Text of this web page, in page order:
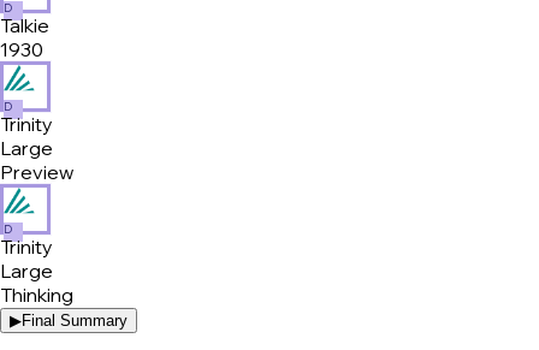
D
Talkie
1930
D
Trinity
Large
Preview
D
Trinity
Large
Thinking
▶Final Summary